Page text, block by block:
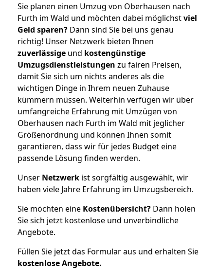
Sie planen einen Umzug von Oberhausen nach
Furth im Wald und möchten dabei möglichstviel
Geld sparen? Dann sind Sie bei uns genau
richtig! Unser Netzwerk bieten Ihnen
zuverlässige und kostengünstige
Umzugsdienstleistungen zu fairen Preisen,
damit Sie sich um nichts anderes als die
wichtigen Dinge in Ihrem neuen Zuhause
kümmern müssen. Weiterhin verfügen wir über
umfangreiche Erfahrung mit Umzügen von
Oberhausen nach Furth im Wald mit jeglicher
Größenordnung und können Ihnen somit
garantieren, dass wir für jedes Budget eine
passende Lösung finden werden.
Unser Netzwerk ist sorgfältig ausgewählt, wir
haben viele Jahre Erfahrung im Umzugsbereich.
Sie möchten eine Kostenübersicht? Dann holen
Sie sich jetzt kostenlose und unverbindliche
Angebote.
Füllen Sie jetzt das Formular aus und erhalten Sie
kostenloseAngebote.